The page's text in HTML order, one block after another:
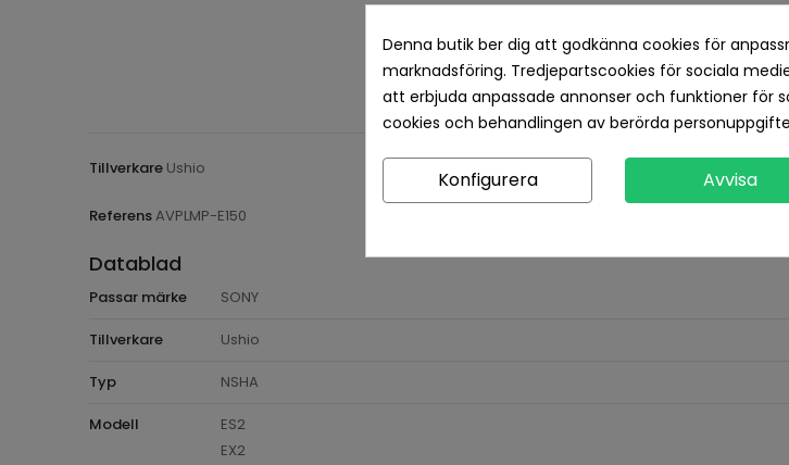
Produktdetaljer
Tillverkare Ushio
ReferensAVPLMP-E150
Datablad
Passar märke SONY
Tillverkare Ushio
Typ NSHA
Modell
ES2
EX2
Denna butik ber dig att godkänna cookies för
marknadsföring. Tredjepartscookies för sociala
att erbjuda anpassade annonser och funktioner för
cookies och behandlingen av berörda
Konfigurera Avvisa